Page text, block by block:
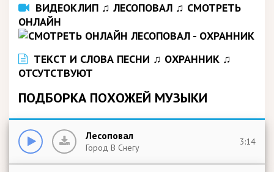
ВИДЕОКЛИП ♫ ЛЕСОПОВАЛ ♫ СМОТРЕТЬ
ОНЛАЙН
ТЕКСТ И СЛОВА ПЕСНИ ♫ ОХРАННИК ♫
ОТСУТСТВУЮТ
ПОДБОРКА ПОХОЖЕЙ МУЗЫКИ
Лесоповал
Город В Снегу
3:14